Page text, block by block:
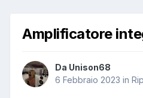
Amplificatore
Da Unison68
6 Febbraio 2023 in